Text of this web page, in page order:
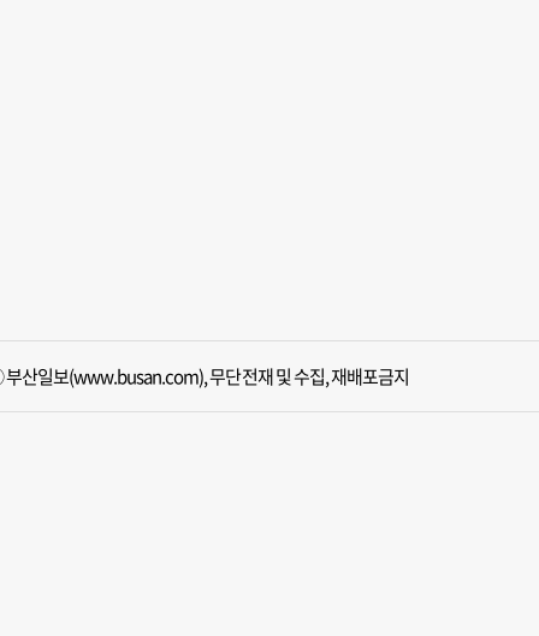
산일보(www.busan.com), 무단전재 및 수집, 재배포금지